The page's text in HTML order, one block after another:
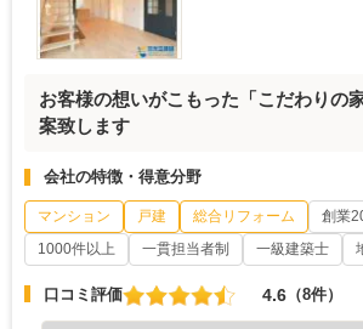
お客様の想いがこもった「こだわりの
案致します
会社の特徴・得意分野
マンション 戸建 総合リフォーム
創業
1000件以上
一貫担当者制 一級建築士
口コミ評価 4.6 （8件）